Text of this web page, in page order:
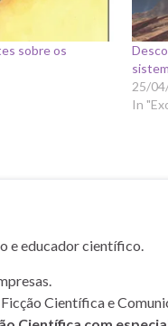
sobre os
25/
In
e educador científico.
Científica e